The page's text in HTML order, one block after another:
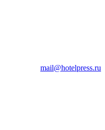
mail@hotelpress.ru